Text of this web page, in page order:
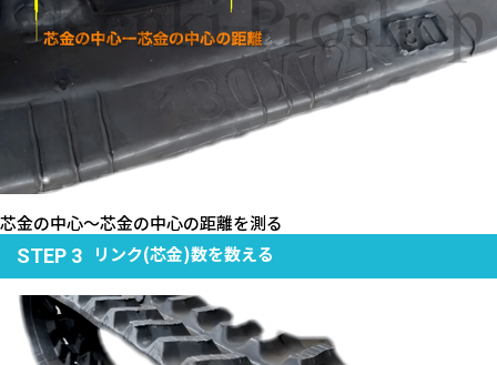
芯金の中心～芯金の中心の距離を測る
STEP 3
リンク(芯金)数を数える